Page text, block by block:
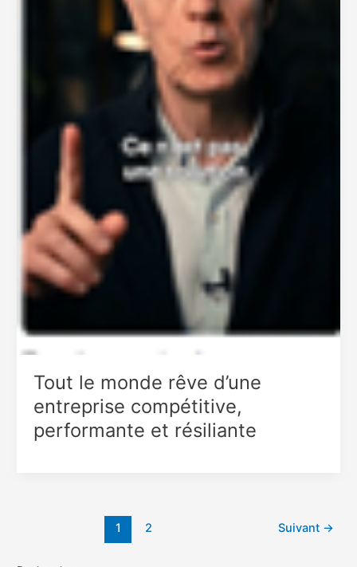
Tout le monde rêve d’une
entreprise compétitive,
performante et résiliante
1 2 Suivant →